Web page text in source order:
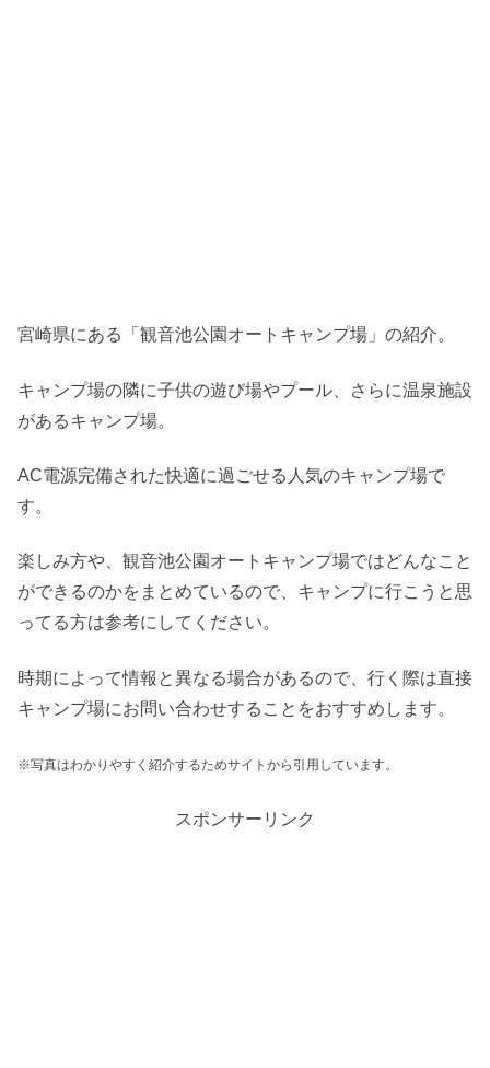
宮崎県にある「観音池公園オートキャンプ場」の紹介。
キャンプ場の隣に子供の遊び場やプール、さらに温泉施設
があるキャンプ場。
AC電源完備された快適に過ごせる人気のキャンプ場で
す。
楽しみ方や、観音池公園オートキャンプ場ではどんなこと
ができるのかをまとめているので、キャンプに行こうと思
ってる方は参考にしてください。
時期によって情報と異なる場合があるので、行く際は直接
キャンプ場にお問い合わせすることをおすすめします。
※写真はわかりやすく紹介するためサイトから引用しています。
スポンサーリンク